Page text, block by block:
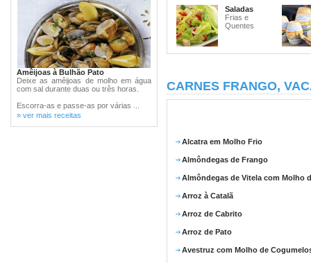
Amêijoas à Bulhão Pato
Deixe as amêijoas de molho em água
com sal durante duas ou três horas.
Escorra-as e passe-as por várias ...
» ver mais receitas
Saladas
Frias e
Quentes
CARNES FRANGO,
Alcatra em Molho Frio
Almôndegas de Frango
Almôndegas de Vitela com Molho
Arroz à Catalã
Arroz de Cabrito
Arroz de Pato
Avestruz com Molho de